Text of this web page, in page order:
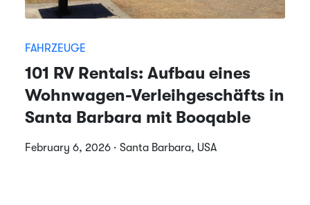
FAHRZEUGE
101 RV Rentals: Aufbau eines
Wohnwagen-Verleihgeschäfts in
Santa Barbara mit Booqable
February 6, 2026 · Santa Barbara, USA